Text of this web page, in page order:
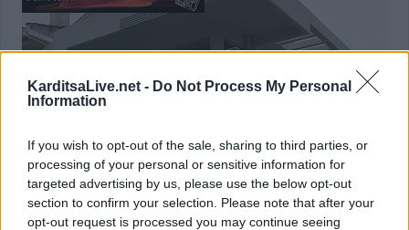
KarditsaLive.net - Do Not Process My Personal
Information
If you wish to opt-out of the sale, sharing to third parties, or
processing of your personal or sensitive information for
targeted advertising by us, please use the below opt-out
section to confirm your selection. Please note that after your
opt-out request is processed you may continue seeing